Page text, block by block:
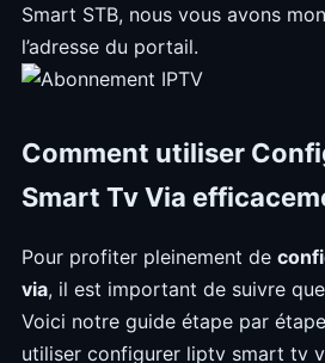
Smart STB, nous vous avons
l’adresse du portail.
Comment utiliser
Smart Tv Via
Pour profiter pleinement de
via, il est important de suivre
Voici notre guide étape par
utiliser configurer liptv smart tv